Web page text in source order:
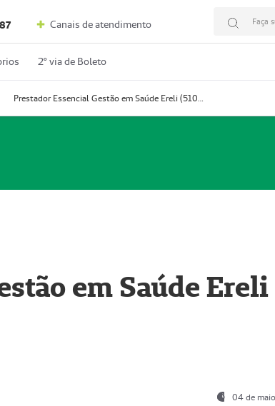
Canais de atendimento Faça
2º via de Boleto
Prestador Essencial Gestão em Saúde Ereli (51004354-7)
em Saúde Ereli
04 de